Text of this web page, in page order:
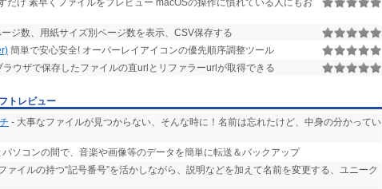
ジ数、用紙サイズ別ページ数を表示、CSV保存する
簡単で安心安全! オーバーレイアイコンの優先順序調整ツール
ラウザで保存したファイルの直urlとリファラーurlが取得できる
トレビュー
- 大事なファイルが見つからない、そんな時に！名前は忘れたけど、中身の分かってい
ソコンの間で、音楽や画像等のデータを簡単に転送＆バックアップ
ァイルの持つ“記号番号”を活かしながら、説明などを加えて名前を変更する、ユニーク